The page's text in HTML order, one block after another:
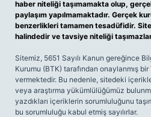
haber niteliği taşımamakta olup,
paylaşım yapılmamaktadır. Gerçek
benzerlikleri tamamen tesadüfidir.
halindedir ve tavsiye niteliği
Sitemiz, 5651 Sayılı Kanun gereğince
Kurumu (BTK) tarafından onaylanmış
vermektedir. Bu nedenle, sitedeki
veya araştırma yükümlülüğümüz
yazdıkları içeriklerin sorumluluğunu
bu sorumluluğu kabul etmiş sayılırlar.